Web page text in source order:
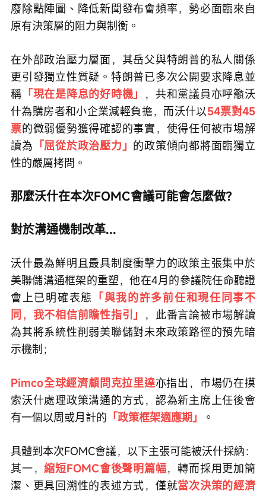
廢除點陣圖、降低新聞發布會頻率，勢必面臨來自
原有決策層的阻力與制衡。
在外部政治壓力層面，其岳父與特朗普的私人關係
更引發獨立性質疑。特朗普已多次公開要求降息並
稱 「現在是降息的好時機」
，共和黨議員亦呼籲沃
什為購房者和小企業減輕負擔，而沃什以54票對45
票的微弱優勢獲得確認的事實，使得任何被市場解
讀為 「屈從於政治壓力」 的政策傾向都將面臨獨立
性的嚴厲拷問。
那麼沃什在本次FOMC會議可能會怎麼做？
對於溝通機制改革...
沃什最為鮮明且最具制度衝擊力的政策主張集中於
美聯儲溝通框架的重塑，他在4月的參議院任命聽證
會上已明確表態 「與我的許多前任和現任同事不
同，我不相信前瞻性指引」
，此番言論被市場解讀
為其將系統性削弱美聯儲對未來政策路徑的預先暗
示機制；
Pimco全球經濟顧問克拉里達亦指出，市場仍在摸
索沃什處理政策溝通的方式，認為新主席上任後會
有一個以周或月計的 「政策框架適應期」 。
具體到本次FOMC會議，以下主張可能被沃什採納：
其一，縮短FOMC會後聲明篇幅，轉而採用更加簡
潔、更具回溯性的表述方式，僅就當次決策的經濟